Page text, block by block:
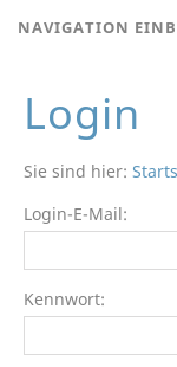
NAVIGATION
Login
Sie sind hier:
Login-E-Mail:
Kennwort: